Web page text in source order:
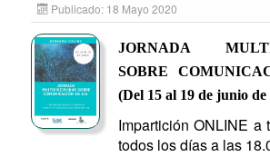
Publicado: 18 Mayo 2020
JORNADA
SOBRE
(Del 15 al 19 de junio de
Impartición ONLINE a
todos los días a las